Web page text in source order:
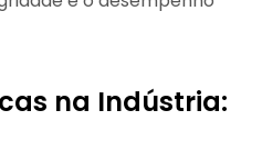
na Indústria: